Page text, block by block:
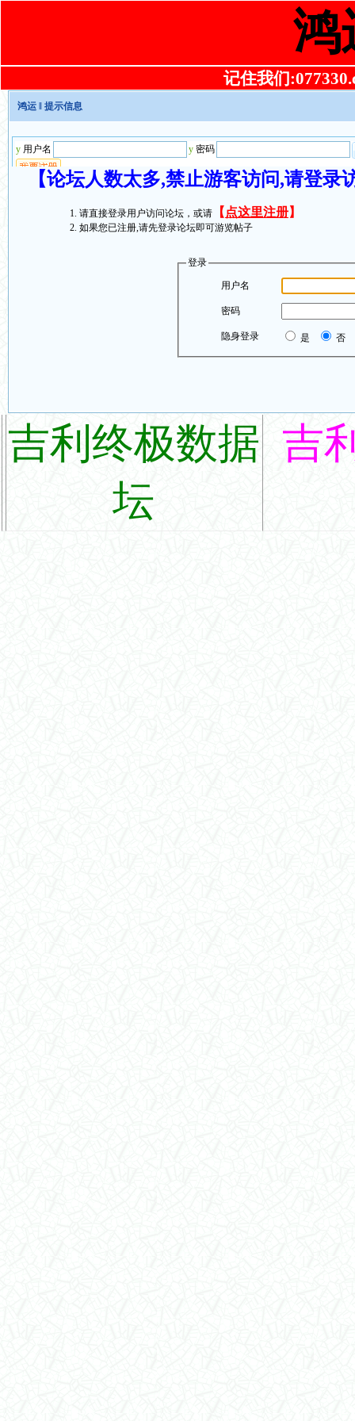
鸿
记住我们
鸿运 ‖ 提示信息
【论坛人数太多,禁止游客访问,请登
请直接登录用户访问论坛，或请 【 点这里注册】
如果您已注册,请先登录论坛即可游览帖子
登录
用户名
密码
隐身登录 是 否
吉利终极数据
坛
吉